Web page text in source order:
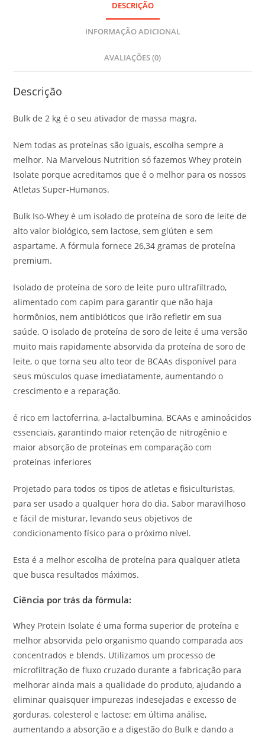
DESCRIÇÃO
INFORMAÇÃO ADICIONAL
AVALIAÇÕES (0)
Descrição
Bulk de 2 kg é o seu ativador de massa magra.
Nem todas as proteínas são iguais, escolha sempre a
melhor. Na Marvelous Nutrition só fazemos Whey protein
Isolate porque acreditamos que é o melhor para os nossos
Atletas Super-Humanos.
Bulk Iso-Whey é um isolado de proteína de soro de leite de
alto valor biológico, sem lactose, sem glúten e sem
aspartame. A fórmula fornece 26,34 gramas de proteína
premium.
Isolado de proteína de soro de leite puro ultrafiltrado,
alimentado com capim para garantir que não haja
hormônios, nem antibióticos que irão refletir em sua
saúde. O isolado de proteína de soro de leite é uma versão
muito mais rapidamente absorvida da proteína de soro de
leite, o que torna seu alto teor de BCAAs disponível para
seus músculos quase imediatamente, aumentando o
crescimento e a reparação.
é rico em lactoferrina, a-lactalbumina, BCAAs e aminoácidos
essenciais, garantindo maior retenção de nitrogênio e
maior absorção de proteínas em comparação com
proteínas inferiores
Projetado para todos os tipos de atletas e fisiculturistas,
para ser usado a qualquer hora do dia. Sabor maravilhoso
e fácil de misturar, levando seus objetivos de
condicionamento físico para o próximo nível.
Esta é a melhor escolha de proteína para qualquer atleta
que busca resultados máximos.
Ciência por trás da fórmula:
Whey Protein Isolate é uma forma superior de proteína e
melhor absorvida pelo organismo quando comparada aos
concentrados e blends. Utilizamos um processo de
microfiltração de fluxo cruzado durante a fabricação para
melhorar ainda mais a qualidade do produto, ajudando a
eliminar quaisquer impurezas indesejadas e excesso de
gorduras, colesterol e lactose; em última análise,
aumentando a absorção e a digestão do Bulk e dando a